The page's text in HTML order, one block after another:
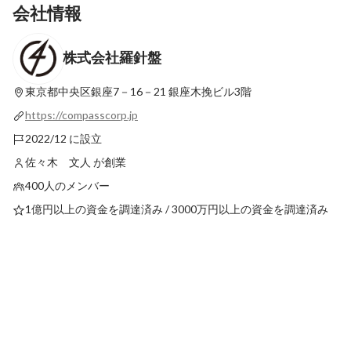
【社員インタビュー】「日本の停滞感を打
破したい」 外資系コンサル・LA勤務・フ
リーランスを経て辿り着いた、羅針盤で挑
最新順で表示
を作る」ゲストとガ
最新順で表示
会社情報
株式会社羅針盤
東京都中央区銀座7－16－21 銀座木挽ビル3階
https://compasscorp.jp
2022/12 に設立
佐々木 文人 が創業
400人のメンバー
1億円以上の資金を調達済み / 3000万円以上の資金を調達済み